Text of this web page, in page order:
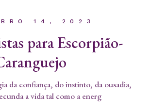
14, 2023
para Escorpião-
da confiança, do instinto, da ousadia,
a vida tal como a energ